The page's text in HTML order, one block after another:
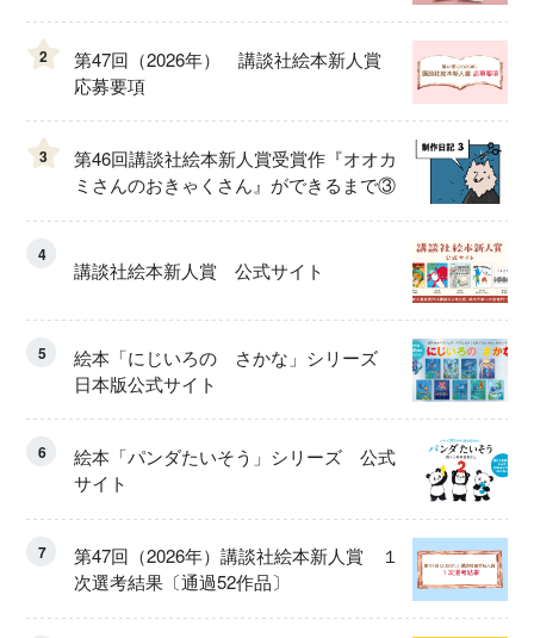
2
第47回（2026年） 講談社絵本新人賞
応募要項
3
第46回講談社絵本新人賞受賞作『オオカ
ミさんのおきゃくさん』ができるまで③
4
講談社絵本新人賞 公式サイト
5
絵本「にじいろの さかな」シリーズ
日本版公式サイト
6
絵本「パンダたいそう」シリーズ 公式
サイト
7
第47回（2026年）講談社絵本新人賞 １
次選考結果〔通過52作品〕